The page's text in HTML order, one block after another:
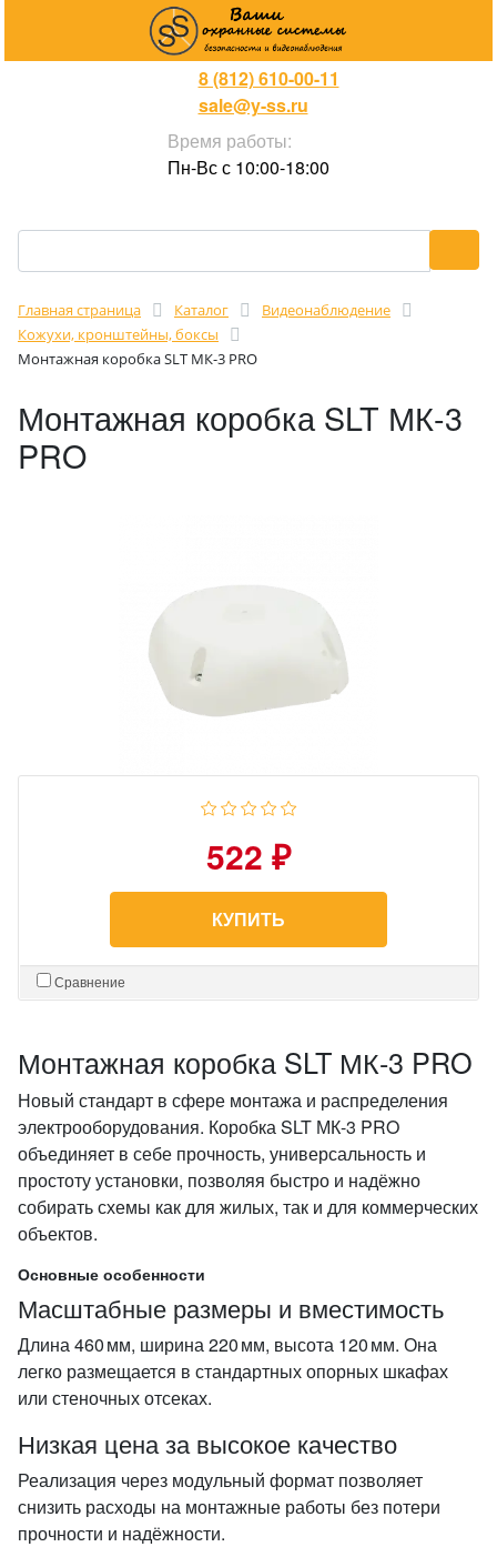
8 (812) 610-00-11
sale@y-ss.ru
Время работы:
Пн-Вс с 10:00-18:00
Главная страница Каталог
Видеонаблюдение
Кожухи, кронштейны, боксы
Монтажная коробка SLT МК-3 PRO
Монтажная коробка SLT МК-3
PRO
522 ₽
КУПИТЬ
Сравнение
Монтажная коробка SLT МК-3 PRO
Новый стандарт в сфере монтажа и распределения
электрооборудования. Коробка SLT МК-3 PRO
объединяет в себе прочность, универсальность и
простоту установки, позволяя быстро и надёжно
собирать схемы как для жилых, так и для коммерческих
объектов.
Основные особенности
Масштабные размеры и вместимость
Длина 460 мм, ширина 220 мм, высота 120 мм. Она
легко размещается в стандартных опорных шкафах
или стеночных отсеках.
Низкая цена за высокое качество
Реализация через модульный формат позволяет
снизить расходы на монтажные работы без потери
прочности и надёжности.